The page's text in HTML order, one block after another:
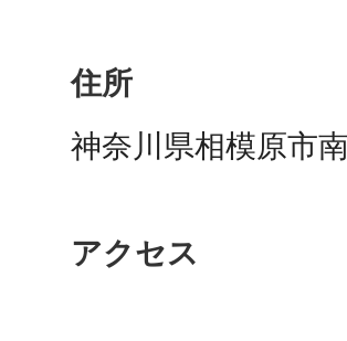
住所
神奈川県相模原市
アクセス